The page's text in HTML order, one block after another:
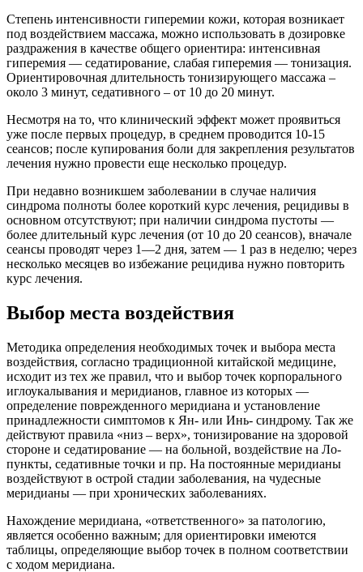
Степень интенсивности гиперемии кожи, которая возникает
под воздействием массажа, можно использовать в дозировке
раздражения в качестве общего ориентира: интенсивная
гиперемия — седатирование, слабая гиперемия — тонизация.
Ориентировочная длительность тонизирующего массажа –
около 3 минут, седативного – от 10 до 20 минут.
Несмотря на то, что клинический эффект может проявиться
уже после первых процедур, в среднем проводится 10-15
сеансов; после купирования боли для закрепления результатов
лечения нужно провести еще несколько процедур.
При недавно возникшем заболевании в случае наличия
синдрома полноты более короткий курс лечения, рецидивы в
основном отсутствуют; при наличии синдрома пустоты —
более длительный курс лечения (от 10 до 20 сеансов), вначале
сеансы проводят через 1—2 дня, затем — 1 раз в неделю; через
несколько месяцев во избежание рецидива нужно повторить
курс лечения.
Выбор места воздействия
Методика определения необходимых точек и выбора места
воздействия, согласно традиционной китайской медицине,
исходит из тех же правил, что и выбор точек корпорального
иглоукалывания и меридианов, главное из которых —
определение поврежденного меридиана и установление
принадлежности симптомов к Ян- или Инь- синдрому. Так же
действуют правила «низ – верх», тонизирование на здоровой
стороне и седатирование — на больной, воздействие на Ло-
пункты, седативные точки и пр. На постоянные меридианы
воздействуют в острой стадии заболевания, на чудесные
меридианы — при хронических заболеваниях.
Нахождение меридиана, «ответственного» за патологию,
является особенно важным; для ориентировки имеются
таблицы, определяющие выбор точек в полном соответствии
с ходом меридиана.